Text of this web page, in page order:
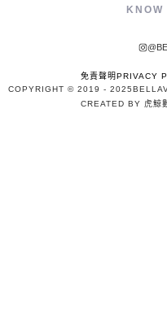
免責聲明PRIVACY
COPYRIGHT © 2019 - 2025
CREATED BY 虎鯨